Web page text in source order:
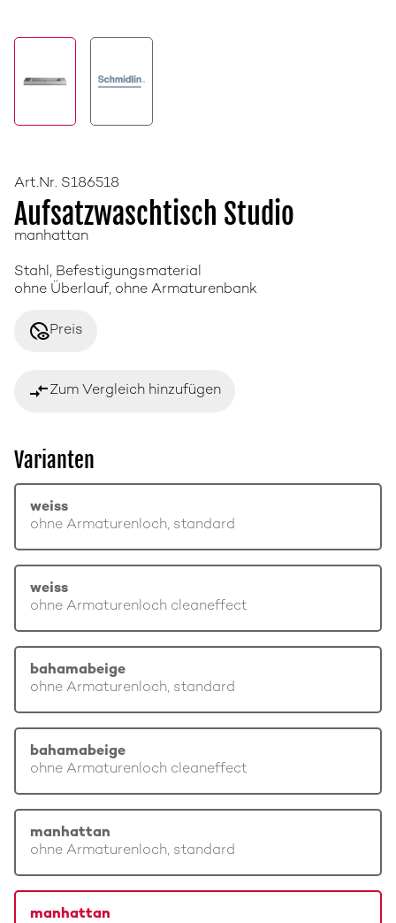
Art.Nr. S186518
Aufsatzwaschtisch Studio
manhattan
Stahl, Befestigungsmaterial
ohne Überlauf, ohne Armaturenbank
disabled_visiblePreis
compare_arrowsZum Vergleich hinzufügen
Varianten
weiss
ohne Armaturenloch, standard
weiss
ohne Armaturenloch cleaneffect
bahamabeige
ohne Armaturenloch, standard
bahamabeige
ohne Armaturenloch cleaneffect
manhattan
ohne Armaturenloch, standard
manhattan